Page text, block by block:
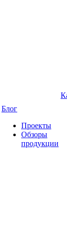
Блог
Проекты
Обзоры
продукции